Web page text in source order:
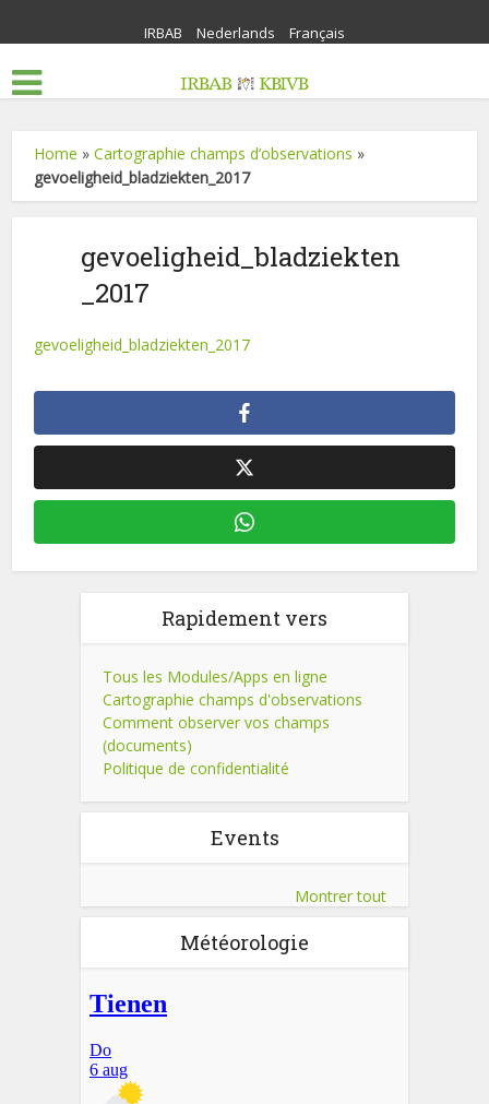
IRBAB Nederlands Français
Home »Cartographie champs d’observations »
gevoeligheid_bladziekten_2017
gevoeligheid_bladziekten
_2017
gevoeligheid_bladziekten_2017
Rapidement vers
Tous les Modules/Apps en ligne
Cartographie champs d'observations
Comment observer vos champs
(documents)
Politique de confidentialité
Events
Montrer tout
Météorologie